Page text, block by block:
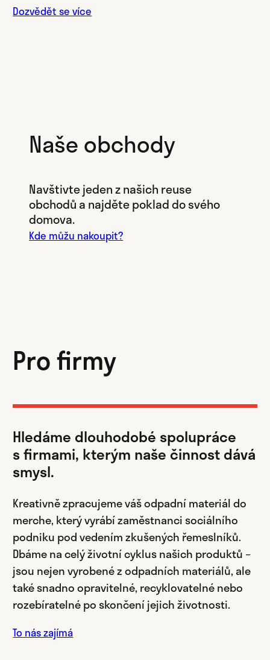
Dozvědět se více
Naše obchody
Navštivte jeden z našich reuse
obchodů a najděte poklad do svého
domova.
Kde můžu nakoupit?
Pro firmy
Hledáme dlouhodobé spolupráce
s firmami, kterým naše činnost dává
smysl.
Kreativně zpracujeme váš odpadní materiál do
merche, který vyrábí zaměstnanci sociálního
podniku pod vedením zkušených řemeslníků.
Dbáme na celý životní cyklus našich produktů –
jsou nejen vyrobené z odpadních materiálů, ale
také snadno opravitelné, recyklovatelné nebo
rozebíratelné po skončení jejich životnosti.
To nás zajímá